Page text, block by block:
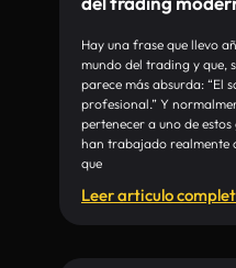
Hay una frase que llevo
mundo del trading y que,
parece más absurda: “El
profesional.” Y
pertenecer a uno de
han trabajado realmente
que
Leer articulo